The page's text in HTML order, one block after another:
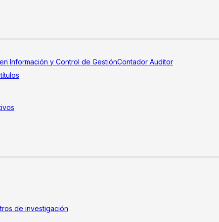
Información y Control de GestiónContador Auditor
de investigación